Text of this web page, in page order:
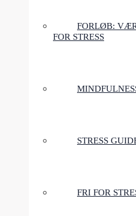
FORLØB:
FOR STRESS
STRESS
FRI FOR